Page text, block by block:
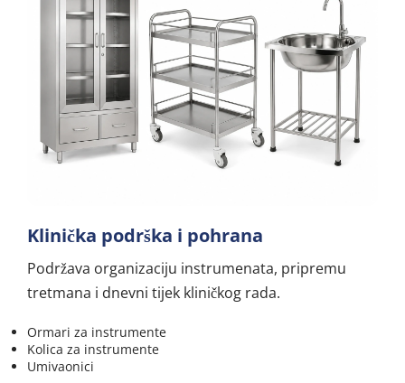
Klinička podrška i pohrana
Podržava organizaciju instrumenata, pripremu
tretmana i dnevni tijek kliničkog rada.
Ormari za instrumente
Kolica za instrumente
Umivaonici